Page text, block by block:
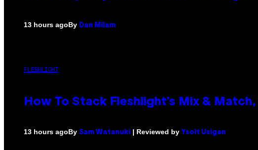
13 hours agoBy Dan Milam
FLESHLIGHT
How To Stack Fleshlight’s Mix &
13 hours agoBy Sam Watanuki | Reviewed by Ysolt Usigan